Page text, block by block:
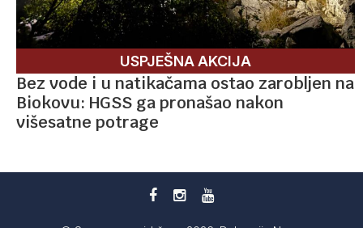
USPJEŠNA AKCIJA
Bez vode i u natikačama ostao zarobljen na
Biokovu: HGSS ga pronašao nakon
višesatne potrage